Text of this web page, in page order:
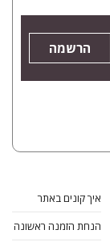
הרשמה
איך קונים באתר
הנחת הזמנה ראשונה